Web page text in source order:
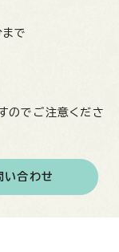
で
のでご注意くださ
い合わせ